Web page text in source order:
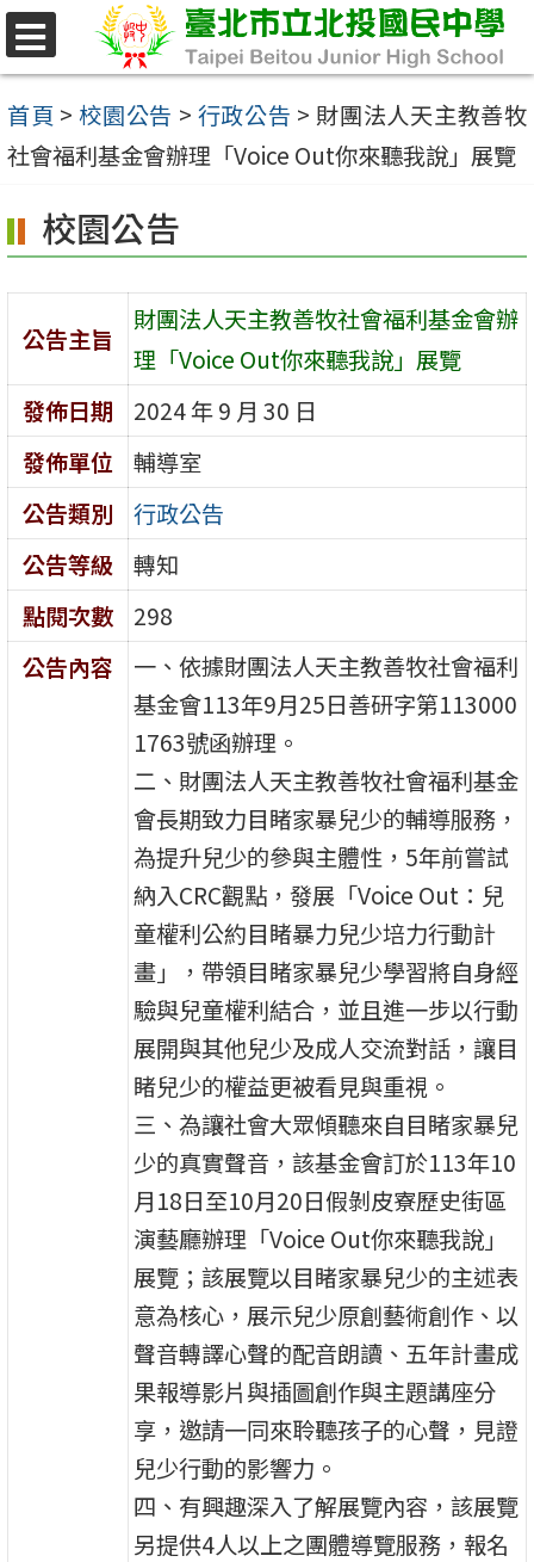
跳
至
主
要
容
區
首頁 > 校園公告 > 行政公告 > 財團法人天主教善牧
社會福利基金會辦理「Voice Out你來聽我說」展覽
校園公告
公告主旨
財團法人天主教善牧社會福利基金會辦
理「Voice Out你來聽我說」展覽
發佈日期
2024 年 9 月 30 日
發佈單位
輔導室
公告類別
行政公告
公告等級
轉知
點閱次數
298
公告內容
一、依據財團法人天主教善牧社會福利
基金會113年9月25日善研字第113000
1763號函辦理。
二、財團法人天主教善牧社會福利基金
會長期致力目睹家暴兒少的輔導服務，
為提升兒少的參與主體性，5年前嘗試
納入CRC觀點，發展「Voice Out：兒
童權利公約目睹暴力兒少培力行動計
畫」，帶領目睹家暴兒少學習將自身經
驗與兒童權利結合，並且進一步以行動
展開與其他兒少及成人交流對話，讓目
睹兒少的權益更被看見與重視。
三、為讓社會大眾傾聽來自目睹家暴兒
少的真實聲音，該基金會訂於113年10
月18日至10月20日假剝皮寮歷史街區
演藝廳辦理「Voice Out你來聽我說」
展覽；該展覽以目睹家暴兒少的主述表
意為核心，展示兒少原創藝術創作、以
聲音轉譯心聲的配音朗讀、五年計畫成
果報導影片與插圖創作與主題講座分
享，邀請一同來聆聽孩子的心聲，見證
兒少行動的影響力。
四、有興趣深入了解展覽內容，該展覽
另提供4人以上之團體導覽服務，報名
選
單